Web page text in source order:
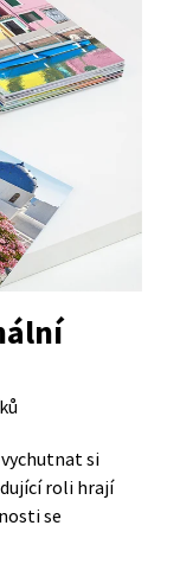
si
roli hrají
se